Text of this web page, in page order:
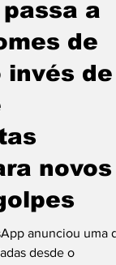
província de
divulgadas
a
de
de
novos
anunciou uma